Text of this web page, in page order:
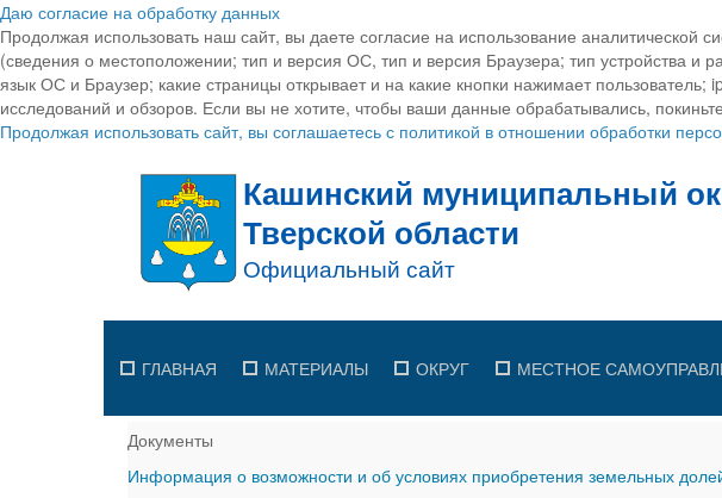
Даю согласие на обработку данных
Продолжая использовать наш сайт, вы даете согласие на использование
(сведения о местоположении; тип и версия ОС, тип и версия Браузера; тип устройства и
язык ОС и Браузер; какие страницы открывает и на какие кнопки нажимает
исследований и обзоров. Если вы не хотите, чтобы ваши данные обрабатывались,
Продолжая использовать сайт, вы соглашаетесь с политикой в отношении обработки
ГЛАВНАЯ МАТЕРИАЛЫ ОКРУГ МЕСТНОЕ
Документы
Информация о возможности и об условиях приобретения земельных